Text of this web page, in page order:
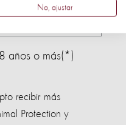
años o más(*)
recibir más
Protection y
No, ajustar